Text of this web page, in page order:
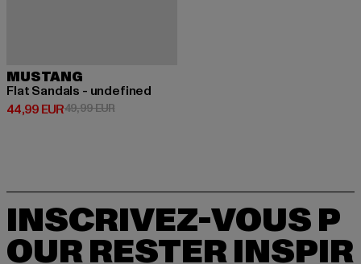
MUSTANG
Flat Sandals - undefined
44,99 EUR
Prix courant: 44,99 EUR
49,99 EURPrix en promotion: 49,99 EUR
INSCRIVEZ-VOUS P
OUR RESTER INSPIR